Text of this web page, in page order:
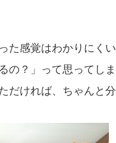
た感覚はわかりにくい
の？」って思ってしま
だければ、ちゃんと分